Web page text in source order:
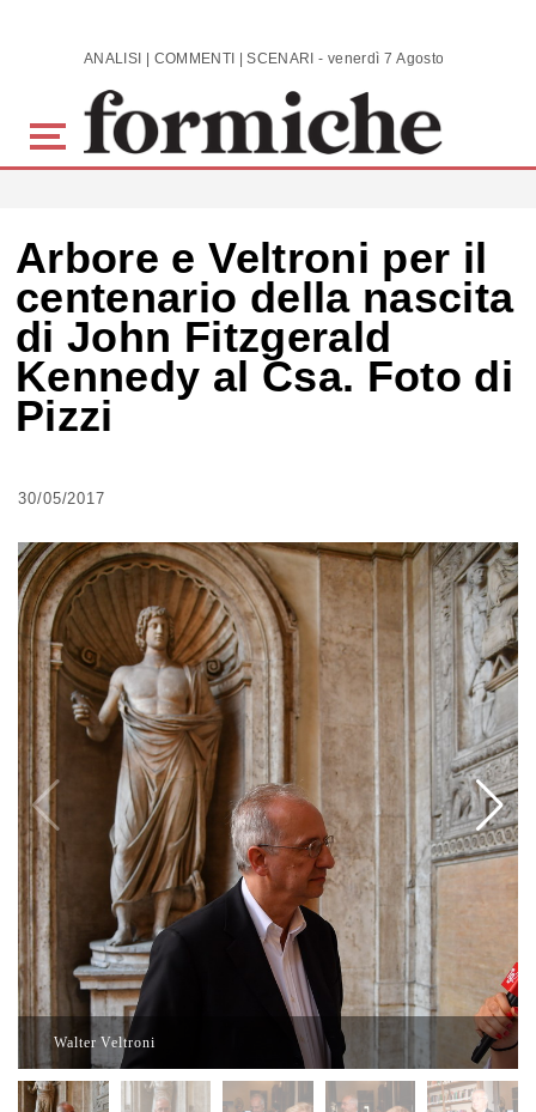
Skip to main content ANALISI | COMMENTI | SCENARI - venerdì 7 Agosto 2026
Arbore e Veltroni per il
centenario della nascita
di John Fitzgerald
Kennedy al Csa. Foto di
Pizzi
30/05/2017
Walter Veltroni